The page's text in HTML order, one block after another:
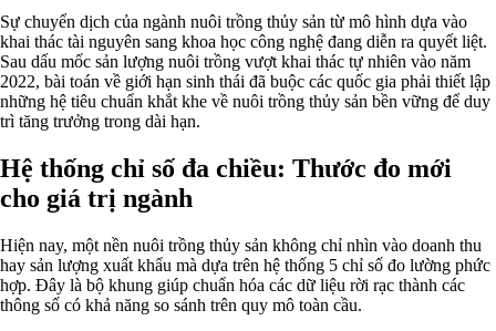
Sự chuyển dịch của ngành nuôi trồng thủy sản từ mô hình dựa vào
khai thác tài nguyên sang khoa học công nghệ đang diễn ra quyết liệt.
Sau dấu mốc sản lượng nuôi trồng vượt khai thác tự nhiên vào năm
2022, bài toán về giới hạn sinh thái đã buộc các quốc gia phải thiết lập
những hệ tiêu chuẩn khắt khe về nuôi trồng thủy sản bền vững để duy
trì tăng trưởng trong dài hạn.
Hệ thống chỉ số đa chiều: Thước đo mới
cho giá trị ngành
Hiện nay, một nền nuôi trồng thủy sản không chỉ nhìn vào doanh thu
hay sản lượng xuất khẩu mà dựa trên hệ thống 5 chỉ số đo lường phức
hợp. Đây là bộ khung giúp chuẩn hóa các dữ liệu rời rạc thành các
thông số có khả năng so sánh trên quy mô toàn cầu.